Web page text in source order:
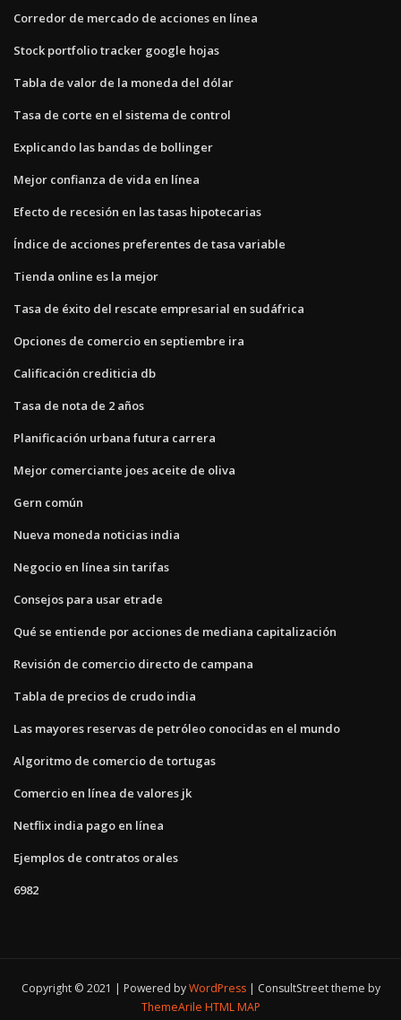
Corredor de mercado de acciones en línea
Stock portfolio tracker google hojas
Tabla de valor de la moneda del dólar
Tasa de corte en el sistema de control
Explicando las bandas de bollinger
Mejor confianza de vida en línea
Efecto de recesión en las tasas hipotecarias
Índice de acciones preferentes de tasa variable
Tienda online es la mejor
Tasa de éxito del rescate empresarial en sudáfrica
Opciones de comercio en septiembre ira
Calificación crediticia db
Tasa de nota de 2 años
Planificación urbana futura carrera
Mejor comerciante joes aceite de oliva
Gern común
Nueva moneda noticias india
Negocio en línea sin tarifas
Consejos para usar etrade
Qué se entiende por acciones de mediana capitalización
Revisión de comercio directo de campana
Tabla de precios de crudo india
Las mayores reservas de petróleo conocidas en el mundo
Algoritmo de comercio de tortugas
Comercio en línea de valores jk
Netflix india pago en línea
Ejemplos de contratos orales
6982
Copyright © 2021 | Powered byWordPress
ConsultStreet theme by
ThemeArile HTML MAP